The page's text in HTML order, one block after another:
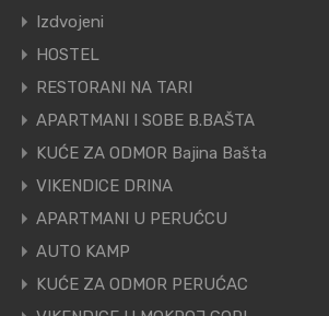
Izdvojeni
HOSTEL
RESTORANI NA TARI
APARTMANI I SOBE B.BAŠTA
KUĆE ZA ODMOR Bajina Bašta
VIKENDICE DRINA
APARTMANI U PERUĆCU
AUTO KAMP
KUĆE ZA ODMOR PERUĆAC